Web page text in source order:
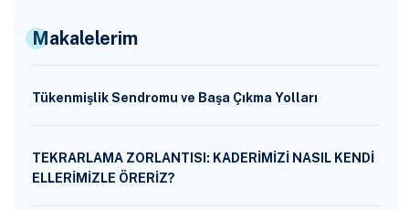
Makalelerim
Tükenmişlik Sendromu ve Başa Çıkma Yolları
TEKRARLAMA ZORLANTISI: KADERİMİZİ NASIL KENDİ
ELLERİMİZLE ÖRERİZ?